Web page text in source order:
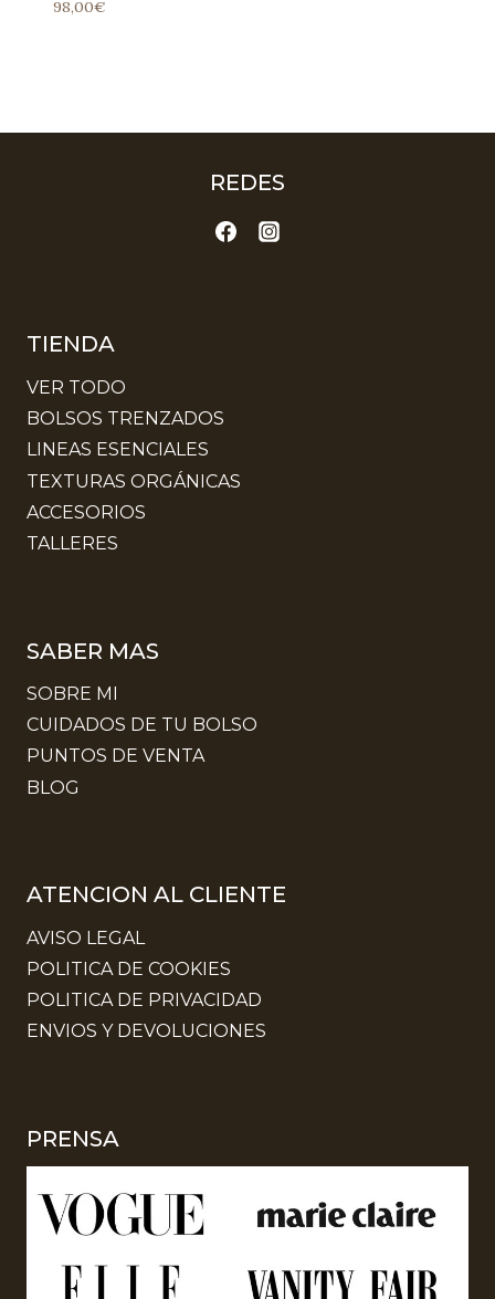
98,00€
REDES
TIENDA
VER TODO
BOLSOS TRENZADOS
LINEAS ESENCIALES
TEXTURAS ORGÁNICAS
ACCESORIOS
TALLERES
SABER MAS
SOBRE MI
CUIDADOS DE TU BOLSO
PUNTOS DE VENTA
BLOG
ATENCION AL CLIENTE
AVISO LEGAL
POLITICA DE COOKIES
POLITICA DE PRIVACIDAD
ENVIOS Y DEVOLUCIONES
PRENSA